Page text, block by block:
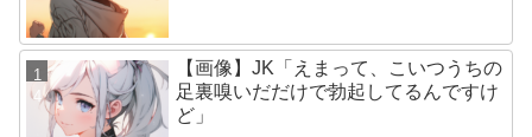
【画像】JK「えまって、こいつうちの
足裏嗅いだだけで勃起してるんですけ
ど」